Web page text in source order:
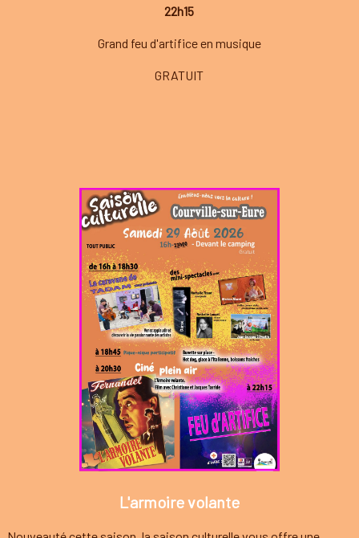
22h15
Grand feu d'artifice en musique
GRATUIT
L'armoire volante